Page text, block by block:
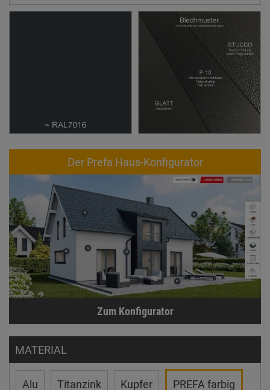
Der Prefa Haus-Konfigurator
Zum Konfigurator
MATERIAL
Alu Titanzink Kupfer PREFA farbig